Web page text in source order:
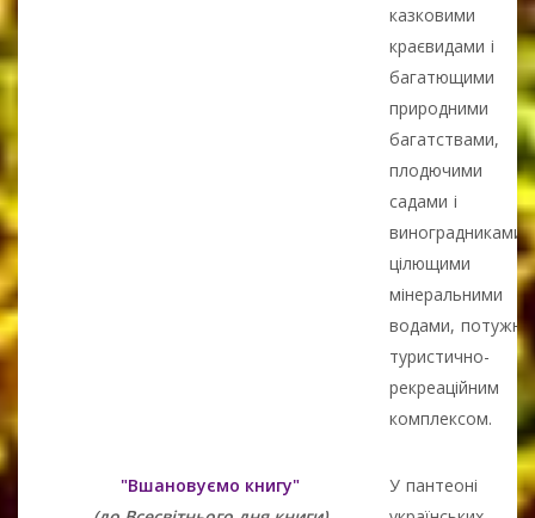
казковими
краєвидами і
багатющими
природними
багатствами,
плодючими
садами і
виноградниками,
цілющими
мінеральними
водами,
туристично-
рекреаційним
комплексом.
"Вшановуємо книгу"
У пантеоні